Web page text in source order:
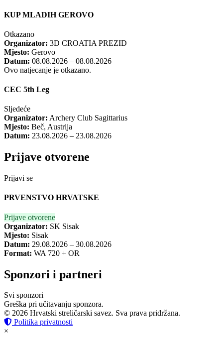
KUP MLADIH GEROVO
Otkazano
Organizator: 3D CROATIA PREZID
Mjesto: Gerovo
Datum: 08.08.2026 – 08.08.2026
Ovo natjecanje je otkazano.
CEC 5th Leg
Sljedeće
Organizator: Archery Club Sagittarius
Mjesto: Beč, Austrija
Datum: 23.08.2026 – 23.08.2026
Prijave otvorene
Prijavi se
PRVENSTVO HRVATSKE
Prijave otvorene
Organizator: SK Sisak
Mjesto: Sisak
Datum: 29.08.2026 – 30.08.2026
Format: WA 720 + OR
Sponzori i partneri
Svi sponzori
Greška pri učitavanju sponzora.
© 2026 Hrvatski streličarski savez. Sva prava pridržana.
Politika privatnosti
×